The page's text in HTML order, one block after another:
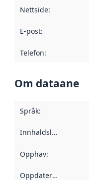
Nettside:
E-post:
Telefon:
Om dataane
Språk:
Innhaldsleverandørar
Opphav:
Oppdateringsfrekvens